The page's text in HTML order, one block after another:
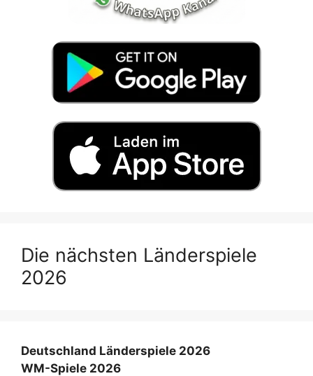
Die nächsten Länderspiele
2026
Deutschland Länderspiele 2026
WM-Spiele 2026